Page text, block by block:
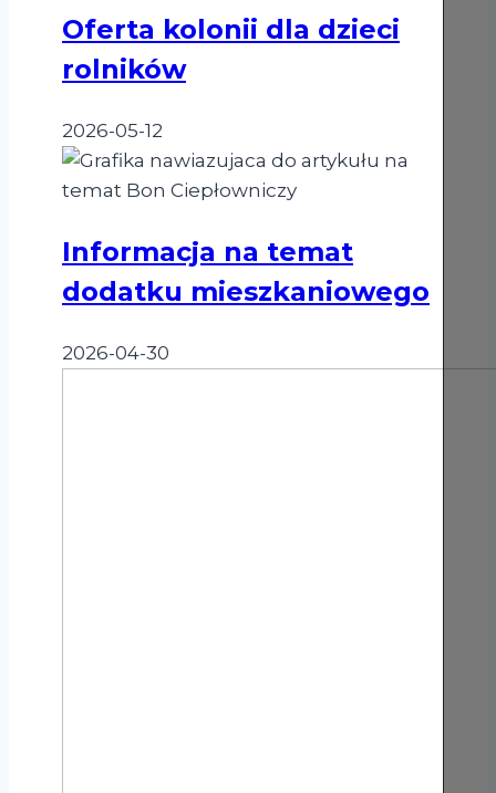
dzieci
rolników
Oferta kolonii dla dzieci
rolników
2026-05-12
Informacja
na
dodatku
mieszkaniowego
Informacja na temat
dodatku mieszkaniowego
2026-04-30